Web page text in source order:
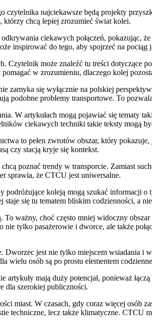
najciekawsze będą projekty
którzy chcą lepiej zrozumieć świat kolei.
ciekawych połączeń, pokazując,
inspirować do tego, aby spojrzeć na pociąg
Czytelnik może znaleźć tu treści dotyczące
w zrozumieniu, dlaczego kolej
zamyka się wyłącznie na polskiej
podobne problemy transportowe. To
W artykułach mogą pojawiać się tematy
ciekawych techniki takie teksty mogą
to pełen zwrotów obszar, który
czy stacją kryje się kontekst.
poznać trendy w transporcie. Zamiast
sprawia, że CTCU jest uniwersalne.
koleją mogą szukać informacji
się tu tematem bliskim codzienności, a
To ważny, choć często mniej widoczny
tylko pasażerowie i dworce, ale także
jest nie tylko miejscem wsiadania i
osób są po prostu elementem
artykuły mają duży potencjał, ponieważ
dla szerokiej publiczności.
miast. W czasach, gdy coraz więcej osób
techniczne, lecz także klimatyczne. CTCU